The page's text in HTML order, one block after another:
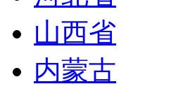
山西省
内蒙古